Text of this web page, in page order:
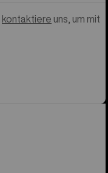
kontaktiere uns, um mit